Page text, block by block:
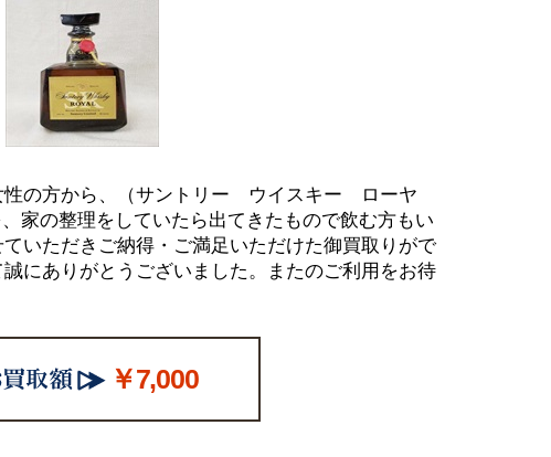
性の方から、（サントリー ウイスキー ローヤ
の整理をしていたら出てきたもので飲む方もい
いただきご納得・ご満足いただけた御買取りがで
にありがとうございました。またのご利用をお待
￥7,000